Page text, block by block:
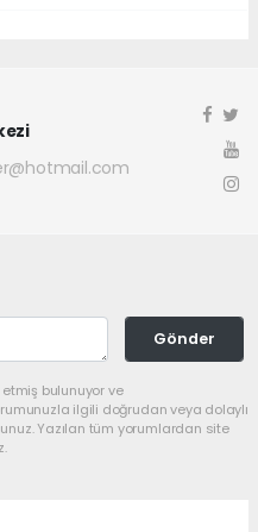
Gönder
etmiş bulunuyor ve
ilgili doğrudan veya dolaylı
Yazılan tüm yorumlardan site